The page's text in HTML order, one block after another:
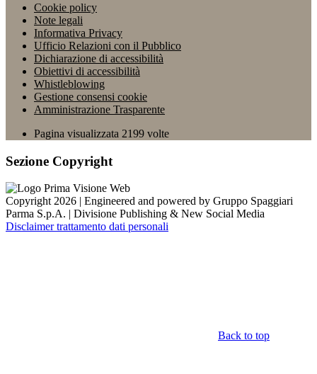
Cookie policy
Note legali
Informativa Privacy
Ufficio Relazioni con il Pubblico
Dichiarazione di accessibilità
Obiettivi di accessibilità
Whistleblowing
Gestione consensi cookie
Amministrazione Trasparente
Pagina visualizzata 2199 volte
Sezione Copyright
Copyright 2026 | Engineered and powered by Gruppo Spaggiari
Parma S.p.A. | Divisione Publishing & New Social Media
Disclaimer trattamento dati personali
Back to top